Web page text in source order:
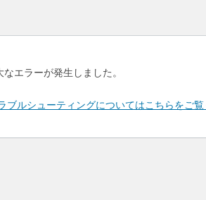
エラーが発生しました。
ブルシューティングについてはこちらをご覧